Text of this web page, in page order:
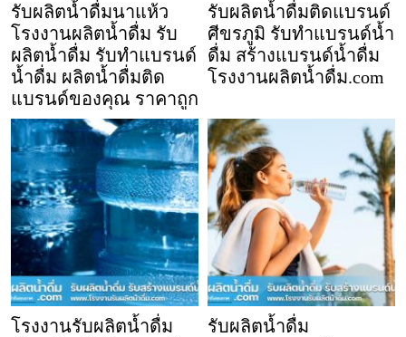
รับผลิตน้ำดื่มนาแห้ว
โรงงานผลิตน้ำดื่ม รับ
ผลิตน้ำดื่ม รับทำแบรนด์
น้ำดื่ม ผลิตน้ำดื่มติด
แบรนด์ของคุณ ราคาถูก
รับผลิตน้ำดื่มติดแบรนด์
ศีขรภูมิ รับทำแบรนด์น้ำ
ดื่ม สร้างแบรนด์น้ำดื่ม
โรงงานผลิตน้ำดื่ม.com
โรงงานรับผลิตน้ำดื่ม
รับผลิตน้ำดื่ม